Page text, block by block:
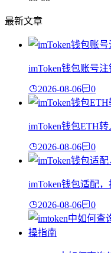
最新文章
imToken钱包账号
2026-08-06 0
imToken钱包ETH
2026-08-06 0
imToken钱包适配
2026-08-06 0